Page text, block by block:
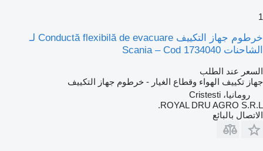
1
خرطوم جهاز التكييف Conductă flexibilă de evacuare لـ
الشاحنات Scania – Cod 1734040
السعر عند الطلب
جهاز تكييف الهواء وقطاع الغيار - خرطوم جهاز التكييف
رومانيا، Cristesti
ROYAL DRU AGRO S.R.L.
الاتصال بالبائع